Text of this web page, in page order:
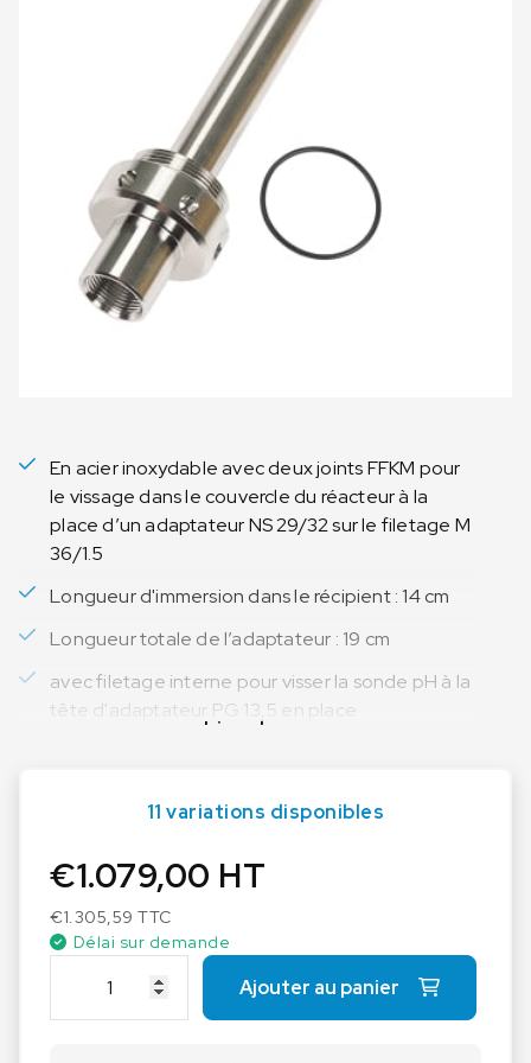
En acier inoxydable avec deux joints FFKM pour
le vissage dans le couvercle du réacteur à la
place d’un adaptateur NS 29/32 sur le filetage M
36/1.5
Longueur d'immersion dans le récipient : 14 cm
Longueur totale de l’adaptateur : 19 cm
avec filetage interne pour visser la sonde pH à la
tête d'adaptateur PG 13,5 en place
Lire plus
11 variations disponibles
€1.079,00 HT
€1.305,59 TTC
Délai sur demande
a
Ajouter au panier